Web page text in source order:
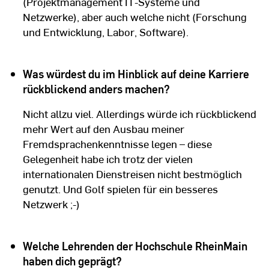
Netzwerke), aber auch welche nicht (Forschung
und Entwicklung, Labor, Software).
Was würdest du im Hinblick auf deine Karriere
rückblickend anders machen?
Nicht allzu viel. Allerdings würde ich rückblickend
mehr Wert auf den Ausbau meiner
Fremdsprachenkenntnisse legen – diese
Gelegenheit habe ich trotz der vielen
internationalen Dienstreisen nicht bestmöglich
genutzt. Und Golf spielen für ein besseres
Netzwerk ;-)
Welche Lehrenden der Hochschule RheinMain
haben dich geprägt?